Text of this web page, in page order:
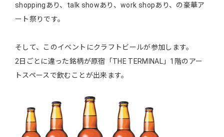
shoppingあり、talk showあり、work shopあり、の豪華ア
ート祭りです。
そして、このイベントにクラフトビールが参加します。
2日ごとに違った銘柄が原宿「THE TERMINAL」1階のアー
トスペースで飲むことが出来ます。